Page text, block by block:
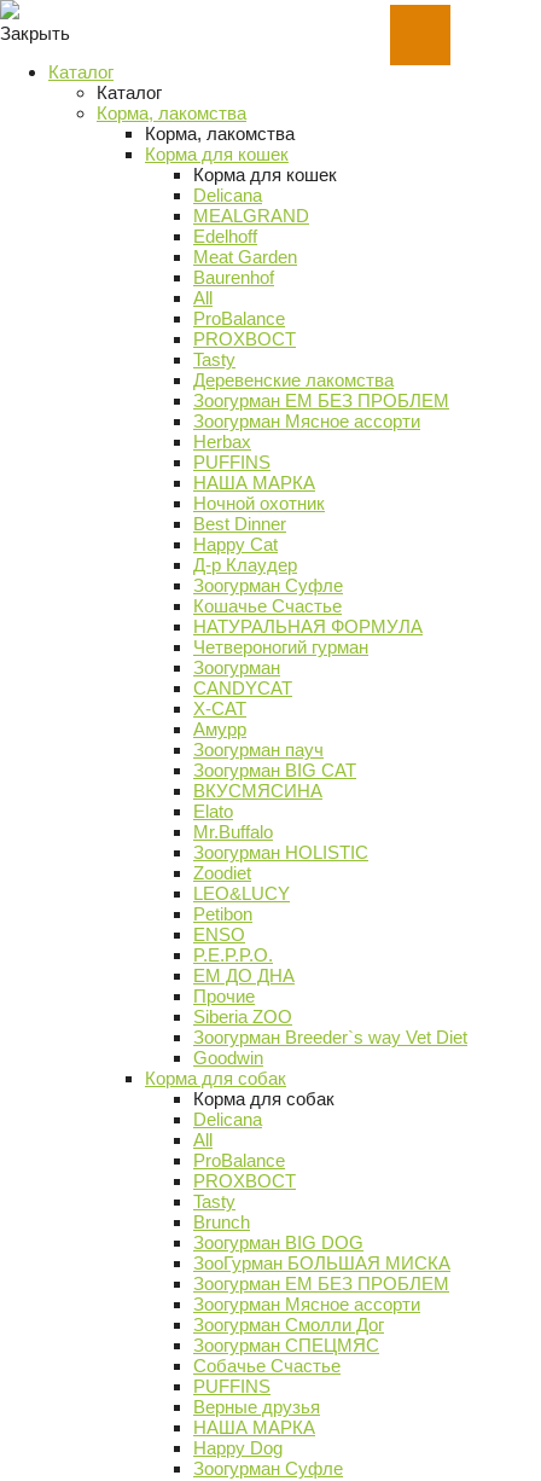
Закрыть
Каталог
Каталог
Корма, лакомства
Корма, лакомства
Корма для кошек
Корма для кошек
Delicana
MEALGRAND
Edelhoff
Meat Garden
Baurenhof
All
ProBalance
PROХВОСТ
Tasty
Деревенские лакомства
Зоогурман ЕМ БЕЗ ПРОБЛЕМ
Зоогурман Мясное ассорти
Herbax
PUFFINS
НАША МАРКА
Ночной охотник
Best Dinner
Happy Cat
Д-р Клаудер
Зоогурман Суфле
Кошачье Счастье
НАТУРАЛЬНАЯ ФОРМУЛА
Четвероногий гурман
Зоогурман
CANDYCAT
X-CAT
Амурр
Зоогурман пауч
Зоогурман BIG CAT
ВКУСМЯСИНА
Elato
Mr.Buffalo
Зоогурман HOLISTIC
Zoodiet
LEO&LUCY
Petibon
ENSO
P.E.P.P.O.
ЕМ ДО ДНА
Прочие
Siberia ZOO
Зоогурман Breeder`s way Vet Diet
Goodwin
Корма для собак
Корма для собак
Delicana
All
ProBalance
PROХВОСТ
Tasty
Brunch
Зоогурман BIG DOG
ЗооГурман БОЛЬШАЯ МИСКА
Зоогурман ЕМ БЕЗ ПРОБЛЕМ
Зоогурман Мясное ассорти
Зоогурман Смолли Дог
Зоогурман СПЕЦМЯС
Собачье Счастье
PUFFINS
Верные друзья
НАША МАРКА
Happy Dog
Зоогурман Суфле